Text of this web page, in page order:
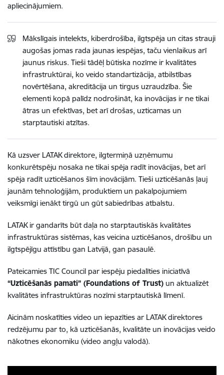
apliecinājumiem.
Mākslīgais intelekts, kiberdrošība, ilgtspēja un citas strauji
augošas jomas rada jaunas iespējas, taču vienlaikus arī
jaunus riskus. Tieši tādēļ būtiska nozīme ir kvalitātes
infrastruktūrai, ko veido standartizācija, atbilstības
novērtēšana, akreditācija un tirgus uzraudzība. Šie
elementi kopā palīdz nodrošināt, ka inovācijas ir ne tikai
ātras un efektīvas, bet arī drošas, uzticamas un
starptautiski atzītas.
Kā uzsver LATAK direktore, ilgtermiņā uzņēmumu
konkurētspēju nosaka ne tikai spēja radīt inovācijas, bet arī
spēja radīt uzticēšanos šīm inovācijām. Tieši uzticēšanās ļauj
jaunām tehnoloģijām, produktiem un pakalpojumiem
veiksmīgi ienākt tirgū un gūt sabiedrības atbalstu.
LATAK ir gandarīts būt daļa no starptautiskās kvalitātes
infrastruktūras sistēmas, kas veicina uzticēšanos, drošību un
ilgtspējīgu attīstību gan Latvijā, gan pasaulē.
Pateicamies TIC Council par iespēju piedalīties iniciatīvā
“Uzticēšanās pamati” (Foundations of Trust) un aktualizēt
kvalitātes infrastruktūras nozīmi starptautiskā līmenī.
Aicinām noskatīties video un iepazīties ar LATAK direktores
redzējumu par to, kā uzticēšanās, kvalitāte un inovācijas veido
nākotnes ekonomiku (video angļu valodā).